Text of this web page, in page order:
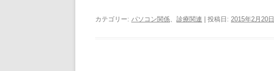
カテゴリー: パソコン関係、 診療関連 | 投稿日: 2015年2月20日